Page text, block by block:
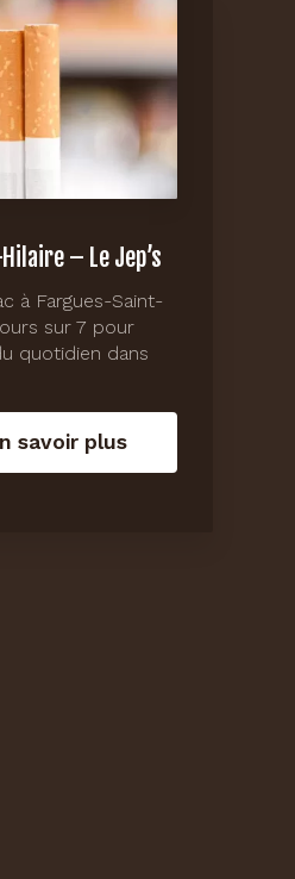
– Le Jep’s
à Fargues-Saint-
sur 7 pour
quotidien dans
savoir plus